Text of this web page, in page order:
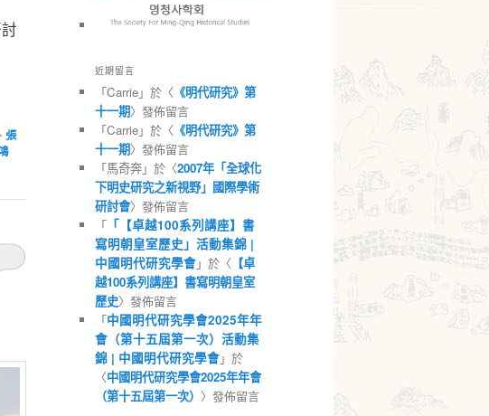
張
近期留言
「Carrie」於〈 《明代研究》第
十一期〉發佈留言
「Carrie」於〈 《明代研究》第
十一期〉發佈留言
「馬奇奔」於〈2007年「全球化
下明史研究之新視野」國際學術
研討會〉發佈留言
「 「【卓越100系列講座】書
寫明朝皇室歷史」活動集錦 |
中國明代研究學會」於〈 【卓
越100系列講座】書寫明朝皇室
歷史〉發佈留言
「中國明代研究學會2025年年
會（第十五屆第一次）活動集
錦 | 中國明代研究學會」於
〈中國明代研究學會2025年年會
（第十五屆第一次） 〉發佈留言